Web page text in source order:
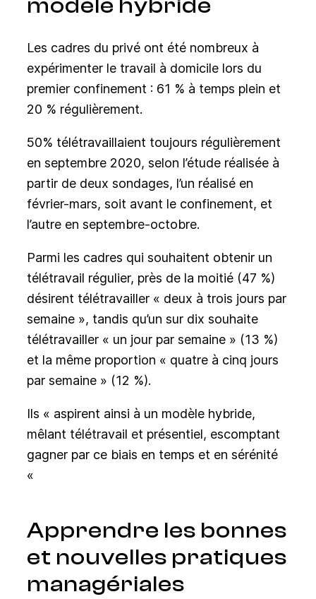
modèle hybride
Les cadres du privé ont été nombreux à
expérimenter le travail à domicile lors du
premier confinement : 61 % à temps plein et
20 % régulièrement.
50% télétravaillaient toujours régulièrement
en septembre 2020, selon l’étude réalisée à
partir de deux sondages, l’un réalisé en
février-mars, soit avant le confinement, et
l’autre en septembre-octobre.
Parmi les cadres qui souhaitent obtenir un
télétravail régulier, près de la moitié (47 %)
désirent télétravailler « deux à trois jours par
semaine », tandis qu’un sur dix souhaite
télétravailler « un jour par semaine » (13 %)
et la même proportion « quatre à cinq jours
par semaine » (12 %).
Ils « aspirent ainsi à un modèle hybride,
mêlant télétravail et présentiel, escomptant
gagner par ce biais en temps et en sérénité
«
Apprendre les bonnes
et nouvelles pratiques
managériales